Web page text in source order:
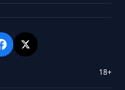
18+